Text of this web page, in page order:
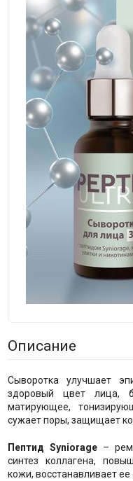
Описание
Сыворотка улучшает
здоровый цвет лица,
матирующее,
сужает поры, защищает
Пептид Syniorage–
синтез коллагена,
кожи, восстанавливает ее